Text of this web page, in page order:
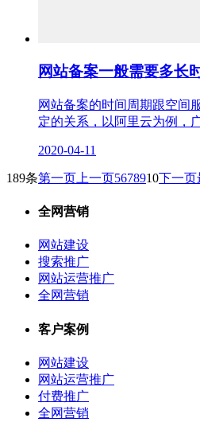
网站备案一般需要多长
网站备案的时间周期跟空间
定的关系，以阿里云为例，
2020-04-11
189条第一页 上一页5678910下一页
全网营销
网站建设
搜索推广
网站运营推广
全网营销
客户案例
网站建设
网站运营推广
付费推广
全网营销